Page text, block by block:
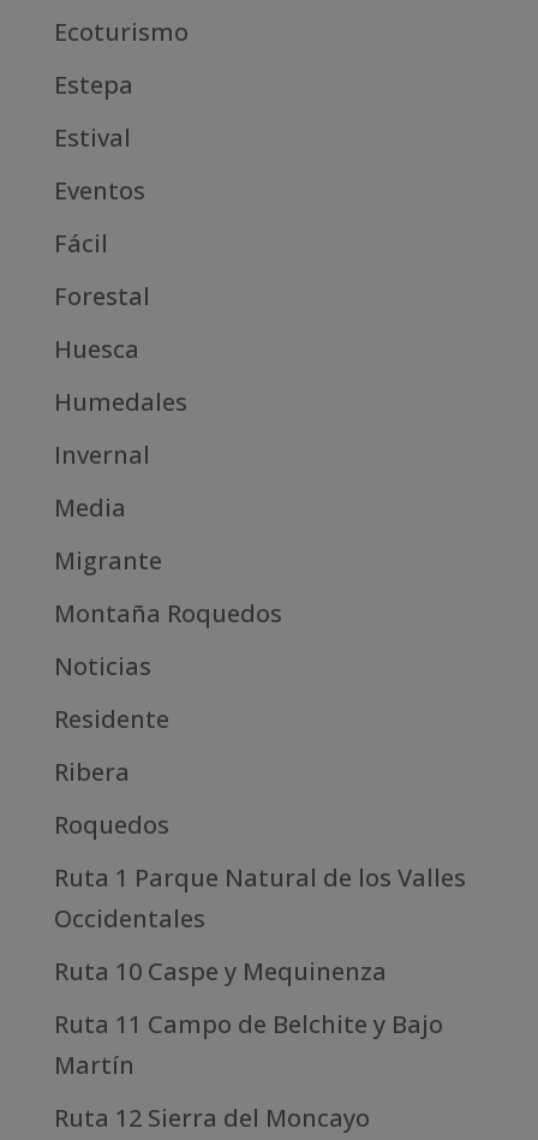
Ecoturismo
Estepa
Estival
Eventos
Fácil
Forestal
Huesca
Humedales
Invernal
Media
Migrante
Montaña Roquedos
Noticias
Residente
Ribera
Roquedos
Ruta 1 Parque Natural de los Valles
Occidentales
Ruta 10 Caspe y Mequinenza
Ruta 11 Campo de Belchite y Bajo
Martín
Ruta 12 Sierra del Moncayo